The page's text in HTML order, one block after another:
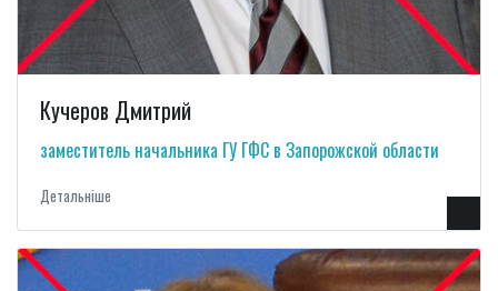
Кучеров Дмитрий
заместитель начальника ГУ ГФС в Запорожской области
Детальнiше